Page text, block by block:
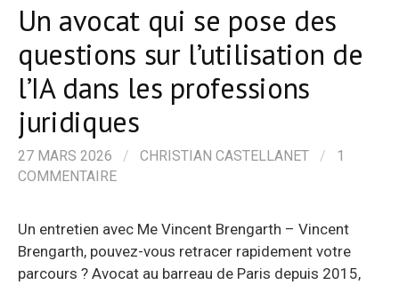
Un avocat qui se pose des
questions sur l’utilisation de
l’IA dans les professions
juridiques
27 MARS 2026 / CHRISTIAN CASTELLANET /
1
COMMENTAIRE
Un entretien avec Me Vincent Brengarth – Vincent
Brengarth, pouvez-vous retracer rapidement votre
parcours ? Avocat au barreau de Paris depuis 2015,